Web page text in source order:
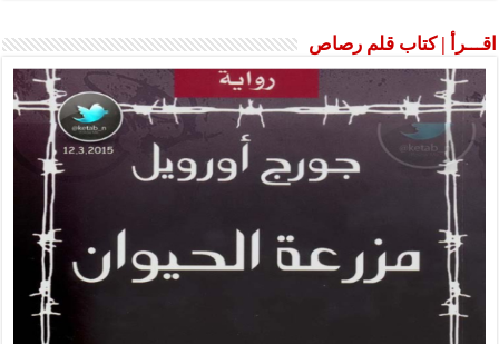
اقـــرأ | كتاب قلم رصاص